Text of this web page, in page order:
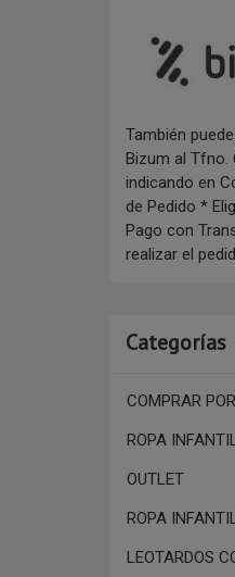
También
Bizum al Tfno.
indicando en
de Pedido *
Pago con
realizar el
Categorías
COMPRAR
ROPA
OUTLET
ROPA
LEOTARDOS